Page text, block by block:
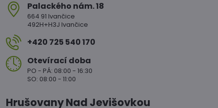
Palackého nám​. 18
664 91 Ivančice
492H+H3J Ivančice
+420 725 540 170
Otevírací doba
PO - PÁ: 08:00 - 16:30
SO: 08:00 - 11:00
Hrušovany Nad Jevišovkou